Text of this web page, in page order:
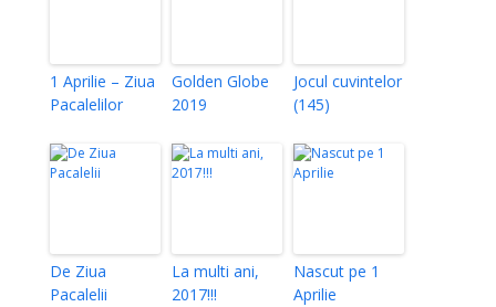
1 Aprilie – Ziua
Pacalelilor
Golden Globe
2019
Jocul cuvintelor
(145)
De Ziua
Pacalelii
La multi ani,
2017!!!
Nascut pe 1
Aprilie